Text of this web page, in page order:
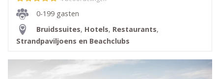
0-199 gasten
Bruidssuites, Hotels, Restaurants,
Strandpaviljoens en Beachclubs